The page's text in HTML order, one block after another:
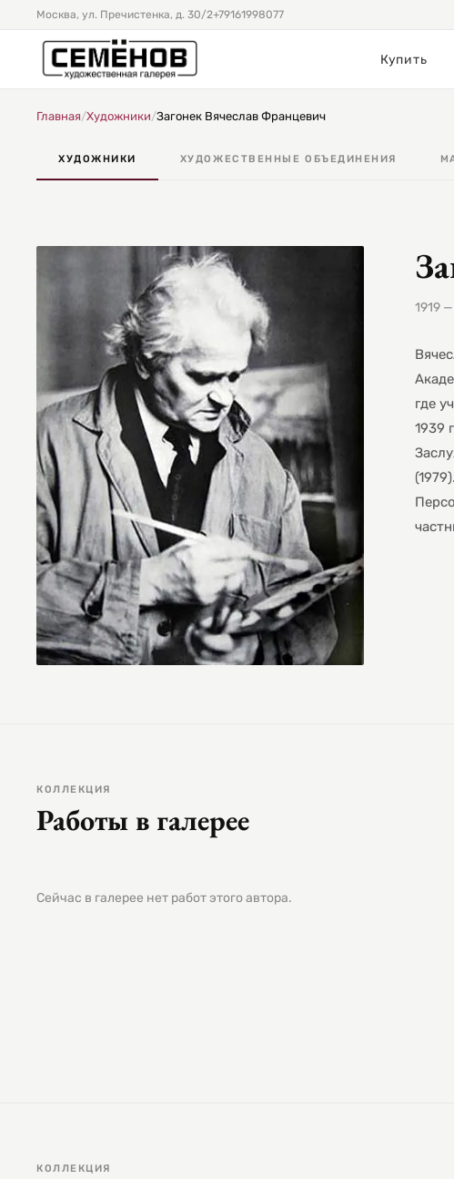
Москва, ул. Пречистенка, д. 30/2+79161998077
Купить
Главная/Художники/Загонек Вячеслав Францевич
ХУДОЖНИКИ ХУДОЖЕСТВЕННЫЕ ОБЪЕДИНЕНИЯ
1919
где
1939
КОЛЛЕКЦИЯ
Работы в галерее
Сейчас в галерее нет работ этого автора.
КОЛЛЕКЦИЯ